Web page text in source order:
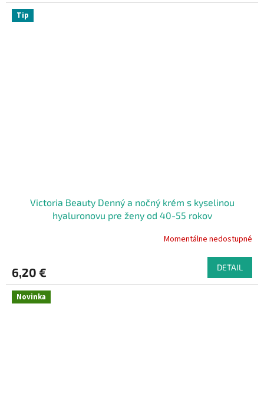
Tip
Victoria Beauty Denný a nočný krém s kyselinou
hyaluronovu pre ženy od 40-55 rokov
Momentálne nedostupné
6,20 € DETAIL
Novinka